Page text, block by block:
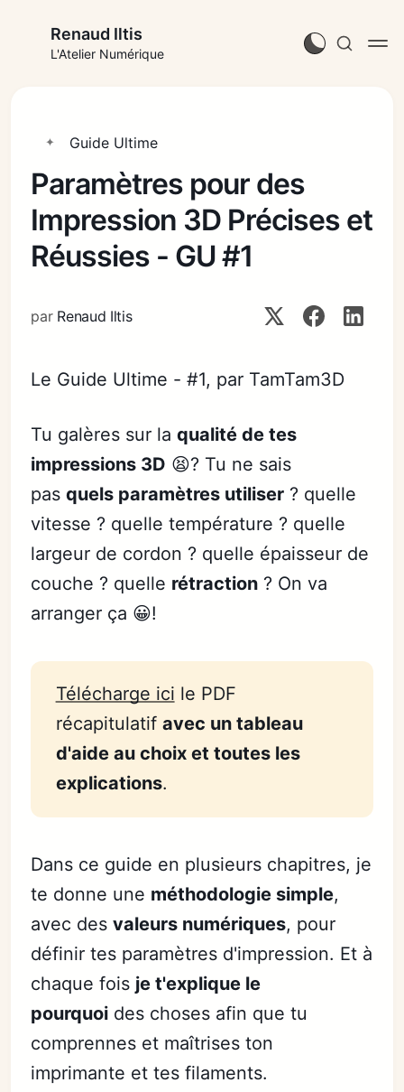
Renaud Iltis
L'Atelier Numérique
Guide Ultime
Paramètres pour des
Impression 3D Précises et
Réussies - GU #1
par Renaud Iltis
Le Guide Ultime - #1, par TamTam3D
Tu galères sur laqualité de tes
impressions 3D 😫? Tu ne sais
pasquels paramètres utiliser ? quelle
vitesse ? quelle température ? quelle
largeur de cordon ? quelle épaisseur de
couche ? quelle rétraction ? On va
arranger ça 😀!
Télécharge ici le PDF
récapitulatif avec un tableau
d'aide au choix et toutes les
explications.
Dans ce guide en plusieurs chapitres, je
te donne une méthodologie simple,
avec desvaleurs numériques, pour
définir tes paramètres d'impression. Et à
chaque fois je t'explique le
pourquoi des choses afin que tu
comprennes et maîtrises ton
imprimante et tes filaments.